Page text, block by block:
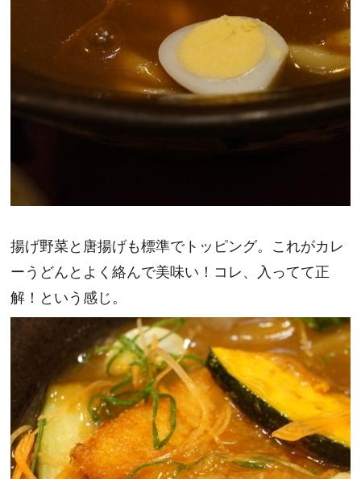
揚げ野菜と唐揚げも標準でトッピング。これがカレ
ーうどんとよく絡んで美味い！コレ、入ってて正
解！という感じ。